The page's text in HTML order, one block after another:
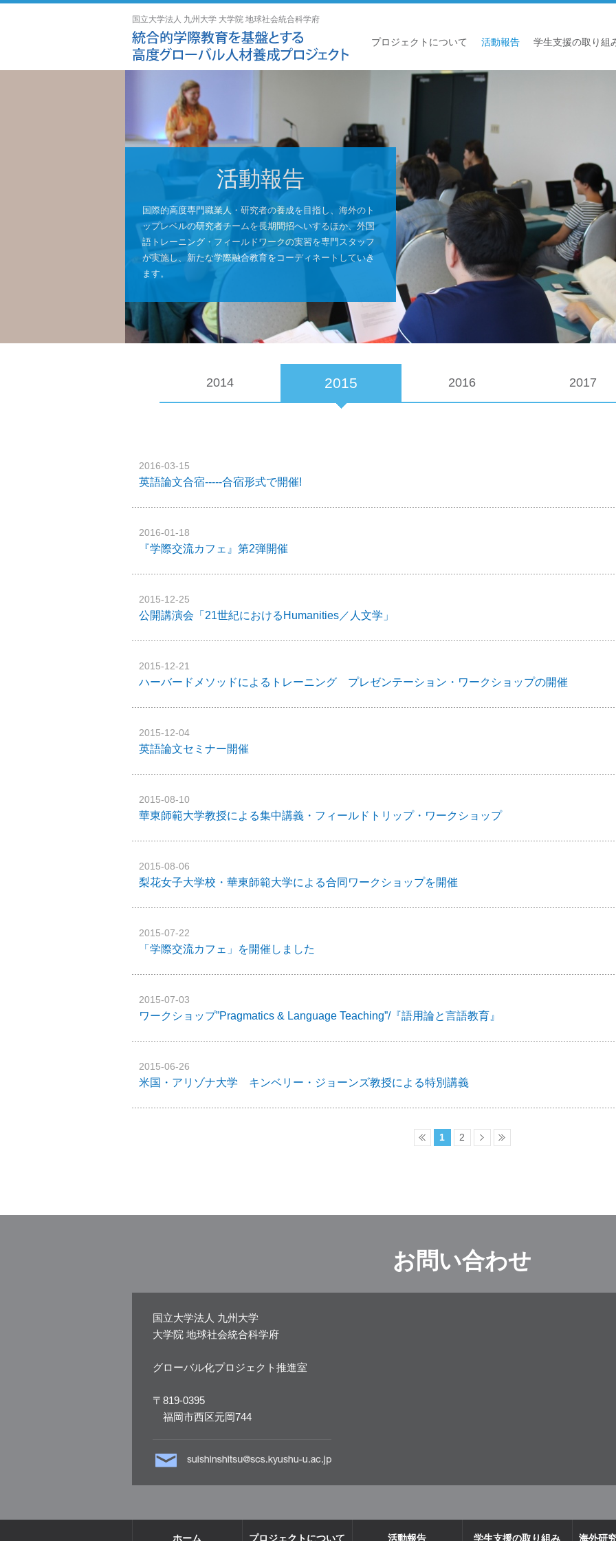
国立大学法人 九州大学 大学院 地球社会統合科学府
プロジェクトについて 活動報告 学生支援の取り組
活動報告
国際的高度専門職業人・研究者の養成を目指し、海外のト
ップレベルの研究者チームを長期間招へいするほか、外国
語トレーニング・フィールドワークの実習を専門スタッフ
が実施し、新たな学際融合教育をコーディネートしていき
ます。
2014 2015 2016 2017
2016-03-15
英語論文合宿-----合宿形式で開催!
2016-01-18
『学際交流カフェ』第2弾開催
2015-12-25
公開講演会「21世紀におけるHumanities／人文学」
2015-12-21
ハーバードメソッドによるトレーニング プレゼンテーション・ワークショップの開催
2015-12-04
英語論文セミナー開催
2015-08-10
華東師範大学教授による集中講義・フィールドトリップ・ワークショップ
2015-08-06
梨花女子大学校・華東師範大学による合同ワークショップを開催
2015-07-22
「学際交流カフェ」を開催しました
2015-07-03
ワークショップ”Pragmatics & Language Teaching”/『語用論と言語教育』
2015-06-26
米国・アリゾナ大学 キンベリー・ジョーンズ教授による特別講義
1 2
お問い合わせ
国立大学法人 九州大学
大学院 地球社会統合科学府
グローバル化プロジェクト推進室
〒819-0395
福岡市西区元岡744
ホーム プロジェクトについて 活動報告 学生支援の取り組み 海外研